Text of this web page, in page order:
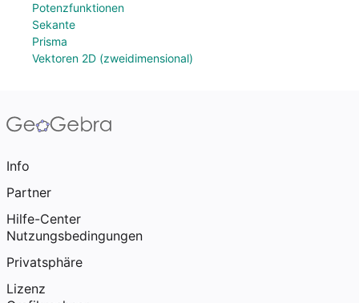
Potenzfunktionen
Sekante
Prisma
Vektoren 2D (zweidimensional)
Info
Partner
Hilfe-Center
Nutzungsbedingungen
Privatsphäre
Lizenz